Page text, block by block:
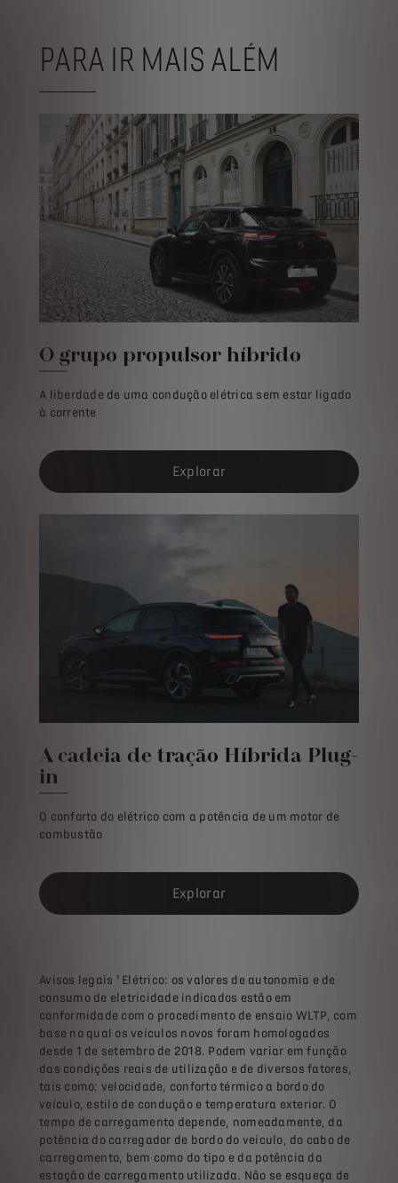
PARA IR MAIS ALÉM
O grupo propulsor híbrido
A liberdade de uma condução elétrica sem estar ligado
à corrente
Explorar
A cadeia de tração Híbrida Plug-
in
O conforto do elétrico com a potência de um motor de
combustão
Explorar
Avisos legais ¹ Elétrico: os valores de autonomia e de
consumo de eletricidade indicados estão em
conformidade com o procedimento de ensaio WLTP, com
base no qual os veículos novos foram homologados
desde 1 de setembro de 2018. Podem variar em função
das condições reais de utilização e de diversos fatores,
tais como: velocidade, conforto térmico a bordo do
veículo, estilo de condução e temperatura exterior. O
tempo de carregamento depende, nomeadamente, da
potência do carregador de bordo do veículo, do cabo de
carregamento, bem como do tipo e da potência da
estação de carregamento utilizada. Não se esqueça de